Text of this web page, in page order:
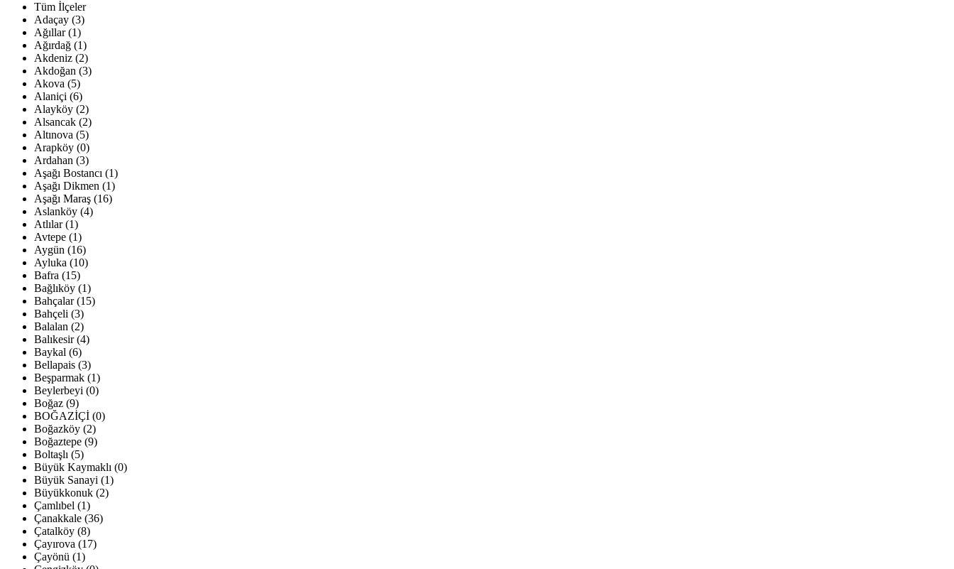
Tüm İlçeler
Adaçay (3)
Ağıllar (1)
Ağırdağ (1)
Akdeniz (2)
Akdoğan (3)
Akova (5)
Alaniçi (6)
Alayköy (2)
Alsancak (2)
Altınova (5)
Arapköy (0)
Ardahan (3)
Aşağı Bostancı (1)
Aşağı Dikmen (1)
Aşağı Maraş (16)
Aslanköy (4)
Atlılar (1)
Avtepe (1)
Aygün (16)
Ayluka (10)
Bafra (15)
Bağlıköy (1)
Bahçalar (15)
Bahçeli (3)
Balalan (2)
Balıkesir (4)
Baykal (6)
Bellapais (3)
Beşparmak (1)
Beylerbeyi (0)
Boğaz (9)
BOĞAZİÇİ (0)
Boğazköy (2)
Boğaztepe (9)
Boltaşlı (5)
Büyük Kaymaklı (0)
Büyük Sanayi (1)
Büyükkonuk (2)
Çamlıbel (1)
Çanakkale (36)
Çatalköy (8)
Çayırova (17)
Çayönü (1)